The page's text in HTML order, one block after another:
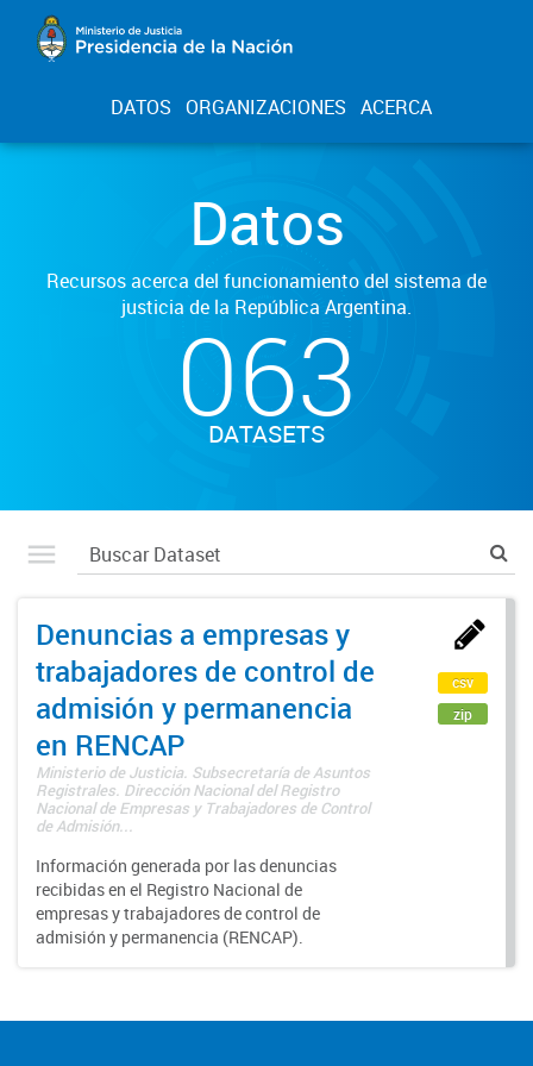
DATOS ORGANIZACIONES ACERCA
Datos
Recursos acerca del funcionamiento del sistema de
justicia de la República Argentina.
063
DATASETS
Denuncias a empresas y
trabajadores de control de
admisión y permanencia
en RENCAP
Ministerio de Justicia. Subsecretaría de Asuntos
Registrales. Dirección Nacional del Registro
Nacional de Empresas y Trabajadores de Control
de Admisión...
Información generada por las denuncias
recibidas en el Registro Nacional de
empresas y trabajadores de control de
admisión y permanencia (RENCAP).
csv
zip